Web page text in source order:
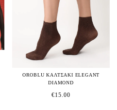
OROBLU ΚΑΛΤΣΑΚΙ ELEGANT
DIAMOND
€15.00